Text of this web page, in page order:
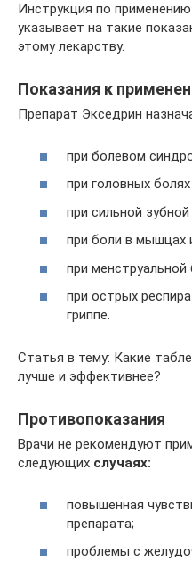
Инструкция по
указывает на такие
этому лекарству.
Показания к
Препарат Экседрин
при болевом
при головных
при сильной
при боли в мышцах
при менструальной
при острых
гриппе.
Статья в тему: Какие
лучше и эффективнее?
Противопоказания
Врачи не рекомендуют
следующих случаях:
повышенная
препарата;
проблемы с